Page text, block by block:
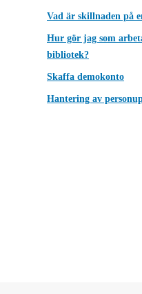
Vad är skillnaden på
Hur gör jag som
bibliotek?
Skaffa demokonto
Hantering av